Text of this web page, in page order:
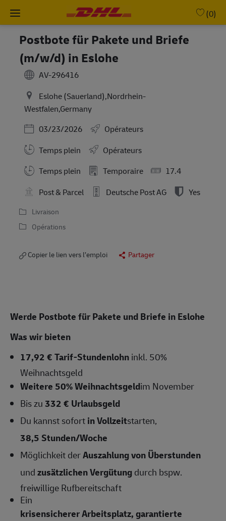
(0)
Postbote für Pakete und Briefe
(m/w/d) in Eslohe
AV-296416
Eslohe (Sauerland),Nordrhein-
Westfalen,Germany
Posted Date
03/23/2026
Opérateurs
Temps plein
Opérateurs
Working Hours
Temps plein Temporaire
17.4
Post & Parcel
Deutsche Post AG Yes
Livraison
Opérations
Copier le lien vers l’emploi Partager
Werde Postbote für Pakete und Briefe in Eslohe
Was wir bieten
17,92 € Tarif-Stundenlohninkl. 50%
Weihnachtsgeld
Weitere 50% Weihnachtsgeldim November
Bis zu332 € Urlaubsgeld
Du kannst sofortin Vollzeitstarten,
38,5 Stunden/Woche
Möglichkeit derAuszahlung von Überstunden
undzusätzlichen Vergütungdurch bspw.
freiwillige Rufbereitschaft
Ein
krisensicherer Arbeitsplatz, garantierte